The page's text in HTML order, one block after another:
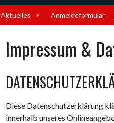
Aktuelles Anmeldeformular
Impressum &
Diese Datenschutzerklärung
innerhalb unseres